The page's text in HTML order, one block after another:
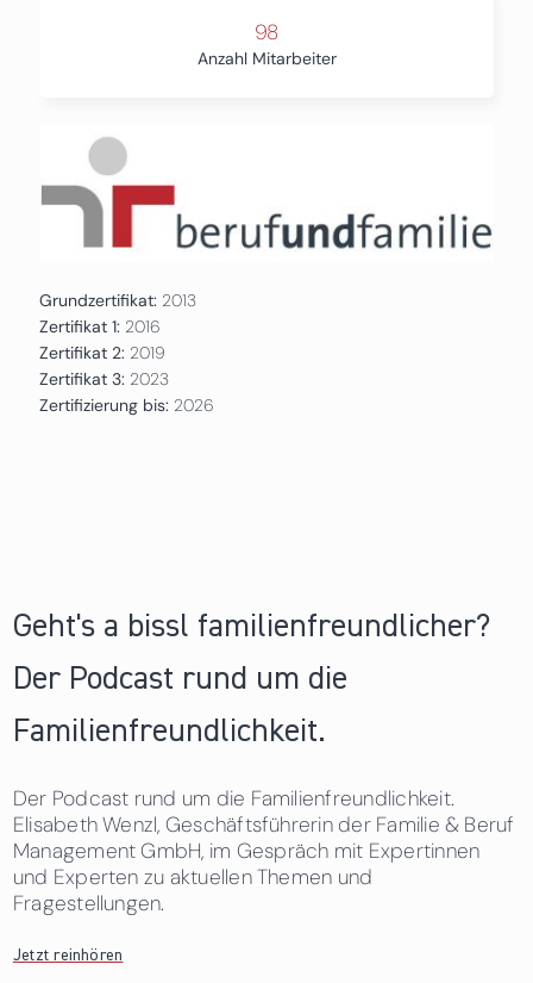
98
Anzahl Mitarbeiter
Grundzertifikat: 2013
Zertifikat 1: 2016
Zertifikat 2: 2019
Zertifikat 3: 2023
Zertifizierung bis: 2026
Geht's a bissl familienfreundlicher?
Der Podcast rund um die
Familienfreundlichkeit.
Der Podcast rund um die Familienfreundlichkeit.
Elisabeth Wenzl, Geschäftsführerin der Familie & Beruf
Management GmbH, im Gespräch mit Expertinnen
und Experten zu aktuellen Themen und
Fragestellungen.
Jetzt reinhören